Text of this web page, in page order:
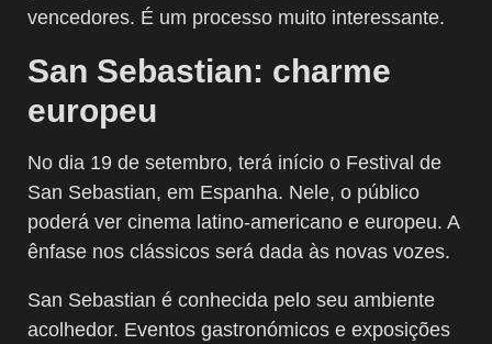
vencedores. É um processo muito interessante.
San Sebastian: charme
europeu
No dia 19 de setembro, terá início o Festival de
San Sebastian, em Espanha. Nele, o público
poderá ver cinema latino-americano e europeu. A
ênfase nos clássicos será dada às novas vozes.
San Sebastian é conhecida pelo seu ambiente
acolhedor. Eventos gastronómicos e exposições